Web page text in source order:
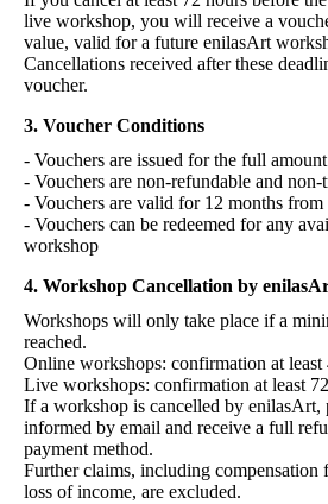
live workshop, you will receive a
value, valid for a future enilasArt
Cancellations received after these
voucher.
3. Voucher Conditions
- Vouchers are issued for the full
- Vouchers are non-refundable and non-
- Vouchers are valid for 12 months from
- Vouchers can be redeemed for any
workshop
4. Workshop Cancellation by
Workshops will only take place if a
reached.
Online workshops: confirmation at least
Live workshops: confirmation at least
If a workshop is cancelled by enilasArt,
informed by email and receive a full
payment method.
Further claims, including compensation
loss of income, are excluded.